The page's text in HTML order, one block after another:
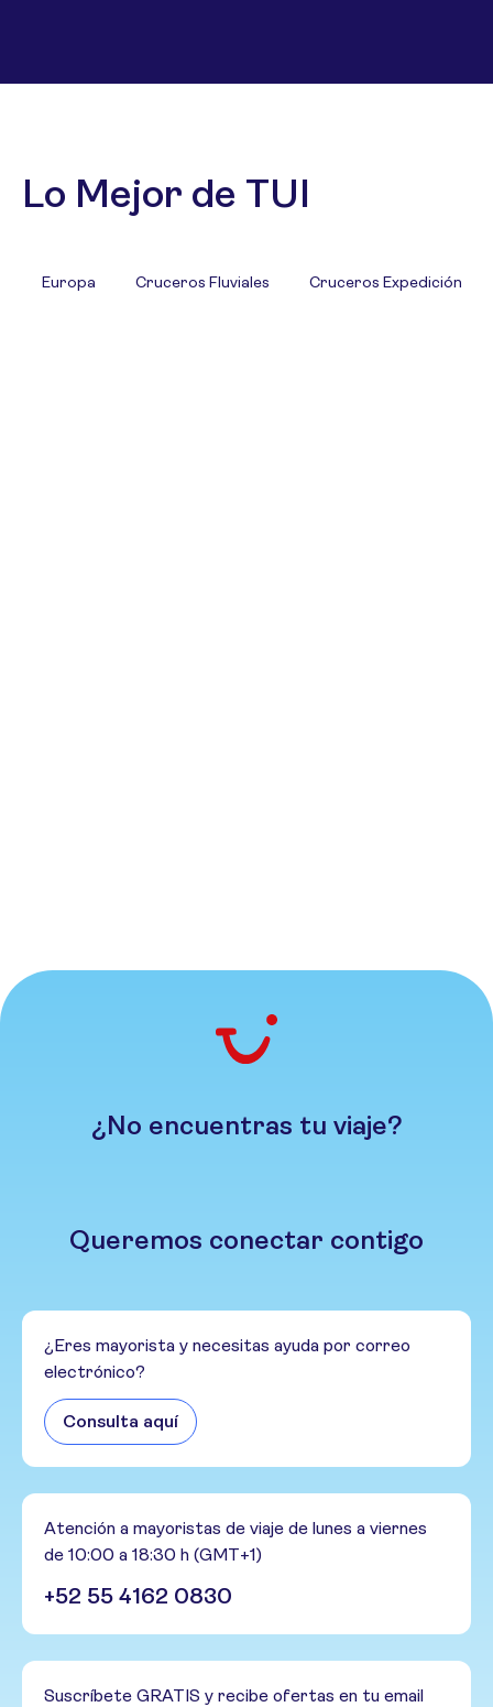
Lo Mejor de TUI
Europa Cruceros Fluviales Cruceros Expedición
¿No encuentras tu viaje?
Queremos conectar contigo
¿Eres mayorista y necesitas ayuda por correo
electrónico?
Consulta aquí
Atención a mayoristas de viaje de lunes a viernes
de 10:00 a 18:30 h (GMT+1)
+52 55 4162 0830
Suscríbete GRATIS y recibe ofertas en tu email